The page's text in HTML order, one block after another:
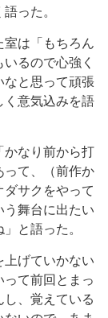
った。
は「もちろん
るので心強く
なと思って頑張
く意気込みを語
なり前から打
って、（前作か
サクをやって
う舞台に出たい
と語った。
げていかない
て前回とまっ
、覚えている